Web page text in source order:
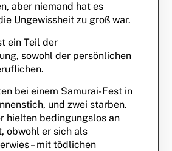
aber niemand hat es
Ungewissheit zu groß war.
ein Teil der
sowohl der persönlichen
bei einem Samurai-Fest in
und zwei starben.
hielten bedingungslos an
obwohl er sich als
– mit tödlichen